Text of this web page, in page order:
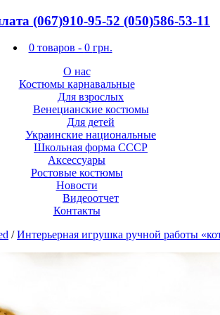
(067)910-95-52 (050)586-53-11
0 товаров - 0 грн.
О нас
Костюмы карнавальные
Для взрослых
Венецианские костюмы
Для детей
Украинские национальные
Школьная форма СССР
Аксессуары
Ростовые костюмы
Новости
Видеоотчет
Контакты
/Интерьерная игрушка ручной работы